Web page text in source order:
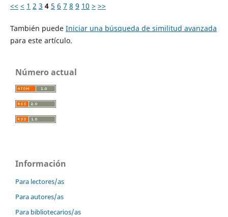
<< < 1 2 3 4 5 6 7 8 9 10 > >>
También puede Iniciar una búsqueda de similitud avanzada
para este artículo.
Número actual
Información
Para lectores/as
Para autores/as
Para bibliotecarios/as